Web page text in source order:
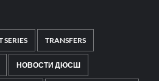
SERIES TRANSFERS
НОВОСТИ ДЮСШ